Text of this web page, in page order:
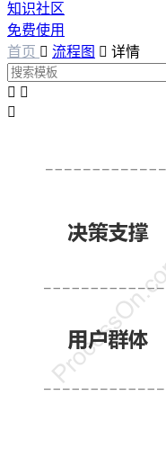
知识社区
免费使用
首页  流程图  详情
 
